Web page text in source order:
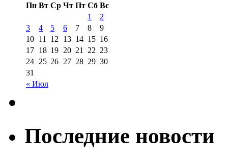
Пн Вт Ср Чт Пт Сб Вс
« Июл
1
2
3
4 5 6 7 8
9
10 11 12 13 14 15 16
17 18 19 20 21 22 23
24 25 26 27 28 29 30
31
Последние новости